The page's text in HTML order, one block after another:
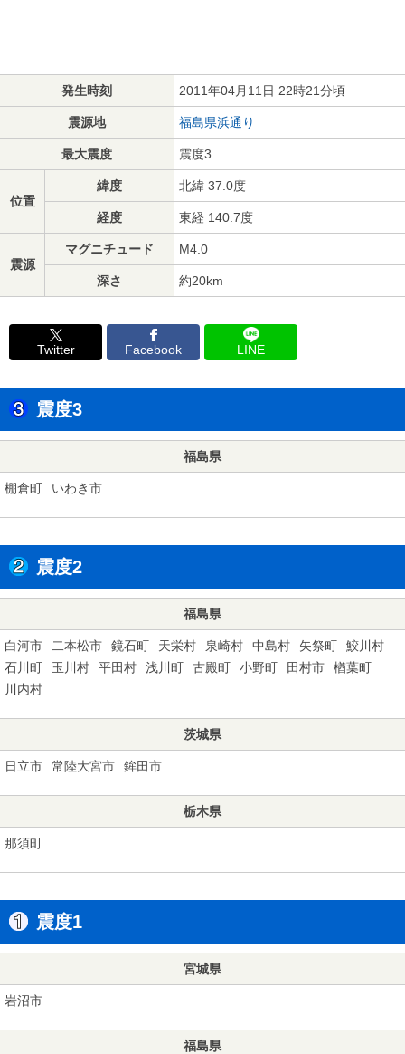
発生時刻 2011年04月11日 22時21分頃
震源地 福島県浜通り
最大震度 震度3
位置
緯度 北緯 37.0度
経度 東経 140.7度
震源
マグニチュード M4.0
深さ 約20km
Twitter Facebook LINE
震度3
福島県
棚倉町 いわき市
震度2
福島県
白河市 二本松市 鏡石町 天栄村 泉崎村 中島村 矢祭町
鮫川村
石川町
玉川村 平田村 浅川町 古殿町 小野町 田村市
楢葉町
川内村
茨城県
日立市 常陸大宮市 鉾田市
栃木県
那須町
震度1
宮城県
岩沼市
福島県